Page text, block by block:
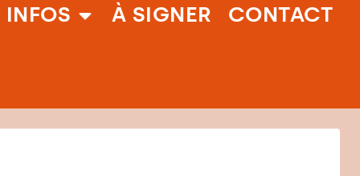
INFOS À SIGNER CONTACT